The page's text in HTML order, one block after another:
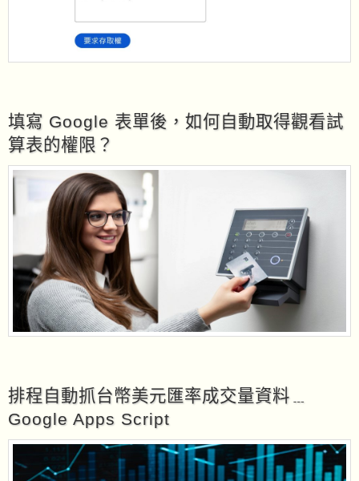
填寫 Google 表單後，如何自動取得觀看試
算表的權限？
排程自動抓台幣美元匯率成交量資料﹍
Google Apps Script